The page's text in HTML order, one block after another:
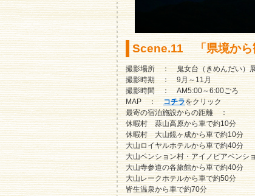
Scene.11 「県境から
撮影場所 ： 鬼女台（きめんだい）
撮影時期 ： 9月～11月
撮影時間 ： AM5:00～6:00ごろ
MAP ：コチラをクリック
最寄の宿泊施設からの距離 ：
休暇村 蒜山高原から車で約10分
休暇村 大山鏡ヶ成から車で約10分
大山ロイヤルホテルから車で約40分
大山ペンション村・アイノピアペンシ
大山寺参道の各旅館から車で約40分
大山レークホテルから車で約50分
皆生温泉から車で約70分